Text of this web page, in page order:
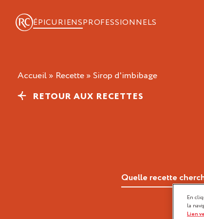
ÉPICURIENSPROFESSIONNELS
Accueil » Recette » sirop d'imbibage
RETOUR AUX RECETTES
En
la
Lien